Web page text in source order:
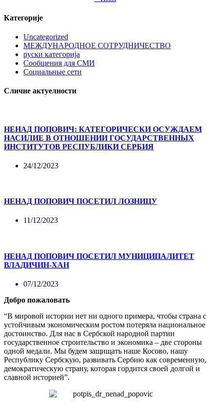
Категорије
Uncategorized
МЕЖДУНАРОДНОЕ СОТРУДНИЧЕСТВО
руски категорија
Сообщения для СМИ
Социальные сети
Сличне актуелности
НЕНАД ПОПОВИЧ: КАТЕГОРИЧЕСКИ ОСУЖДАЕМ
НАСИЛИЕ В ОТНОШЕНИИ ГОСУДАРСТВЕННЫХ
ИНСТИТУТОВ РЕСПУБЛИКИ СЕРБИЯ
24/12/2023
НЕНАД ПОПОВИЧ ПОСЕТИЛ ЛОЗНИЦУ
11/12/2023
НЕНАД ПОПОВИЧ ПОСЕТИЛ МУНИЦИПАЛИТЕТ
ВЛАДИЧИН-ХАН
07/12/2023
Добро пожаловать
“В мировой истории нет ни одного примера, чтобы страна с
устойчивым экономическим ростом потеряла национальное
достоинство. Для нас в Сербской народной партии
государственное строительство и экономика – две стороны
одной медали. Мы будем защищать наше Косово, нашу
Республику Сербскую, развивать Сербию как современную,
демократическую страну, которая гордится своей долгой и
славной историей”.